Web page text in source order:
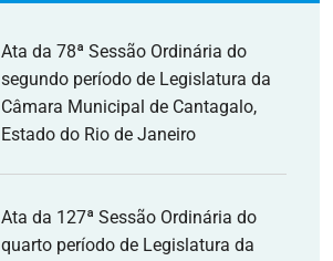
Ata da 78ª Sessão Ordinária do
segundo período de Legislatura da
Câmara Municipal de Cantagalo,
Estado do Rio de Janeiro
Ata da 127ª Sessão Ordinária do
quarto período de Legislatura da